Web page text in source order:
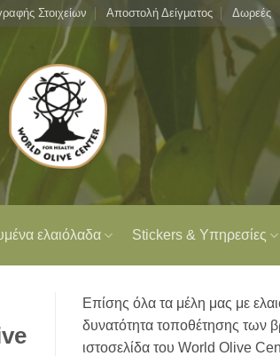
Στοιχείων Αποστολή Δείγματος Δωρεές
ελαιόλαδα Stickers & Υπηρεσίες
Επίσης όλα τα μέλη μας με
δυνατότητα τοποθέτησης των
ιστοσελίδα του World Olive